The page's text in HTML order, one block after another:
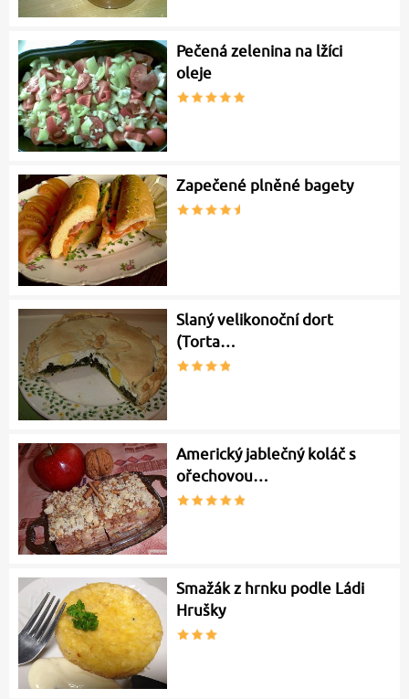
Pečená zelenina na lžíci
oleje
Zapečené plněné bagety
Slaný velikonoční dort
(Torta…
Americký jablečný koláč s
ořechovou…
Smažák z hrnku podle Ládi
Hrušky